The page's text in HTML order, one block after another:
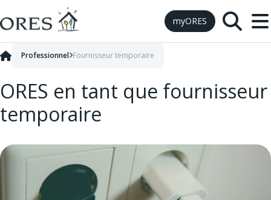
Skip to Content
myORES
ORES en tant que fournisseur
temporaire
Professionnel Fournisseur temporaire